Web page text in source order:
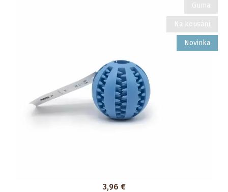
Guma
Na kousání
Novinka
3,96 €